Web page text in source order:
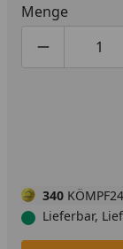
Menge
340
Lieferbar,